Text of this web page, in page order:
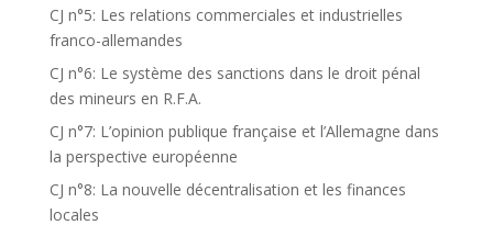
CJ n°5: Les relations commerciales et industrielles
franco-allemandes
CJ n°6: Le système des sanctions dans le droit pénal
des mineurs en R.F.A.
CJ n°7: L’opinion publique française et l’Allemagne dans
la perspective européenne
CJ n°8: La nouvelle décentralisation et les finances
locales